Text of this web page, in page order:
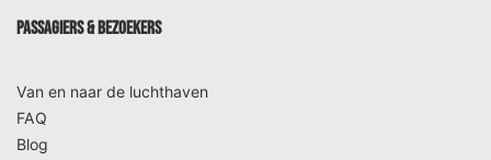
PASSAGIERS & BEZOEKERS
Van en naar de luchthaven
FAQ
Blog